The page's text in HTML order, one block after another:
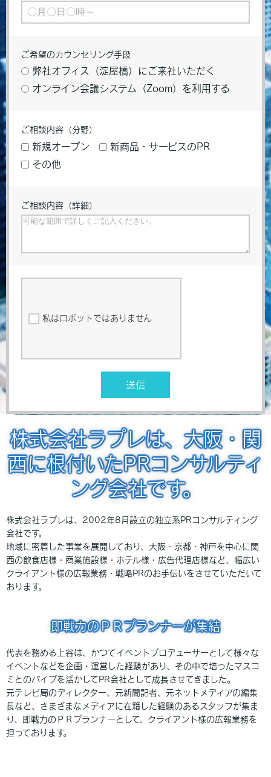
ご希望のカウンセリング手段
弊社オフィス（淀屋橋）にご来社いただく
オンライン会議システム（Zoom）を利用する
ご相談内容（分野）
新規オープン
新商品・サービスのPR
その他
ご相談内容（詳細）
私はロボットではありません
送信
株式会社ラプレは、大阪・関
西に根付いたPRコンサルティ
ング会社です。
株式会社ラプレは、2002年8月設立の独立系PRコンサルティング
会社です。
地域に密着した事業を展開しており、大阪・京都・神戸を中心に関
西の飲食店様・商業施設様・ホテル様・広告代理店様など、幅広い
クライアント様の広報業務・戦略PRのお手伝いをさせていただいて
おります。
即戦力のＰＲプランナーが集結
代表を務める上谷は、かつてイベントプロデューサーとして様々な
イベントなどを企画・運営した経験があり、その中で培ったマスコ
ミとのパイプを活かしてPR会社として成長させてきました。
元テレビ局のディレクター、元新聞記者、元ネットメディアの編集
長など、さまざまなメディアに在籍した経験のあるスタッフが集ま
り、即戦力のＰＲプランナーとして、クライアント様の広報業務を
担っております。